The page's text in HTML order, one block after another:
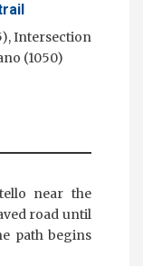
Intersection
(1050)
near the
road until
path begins